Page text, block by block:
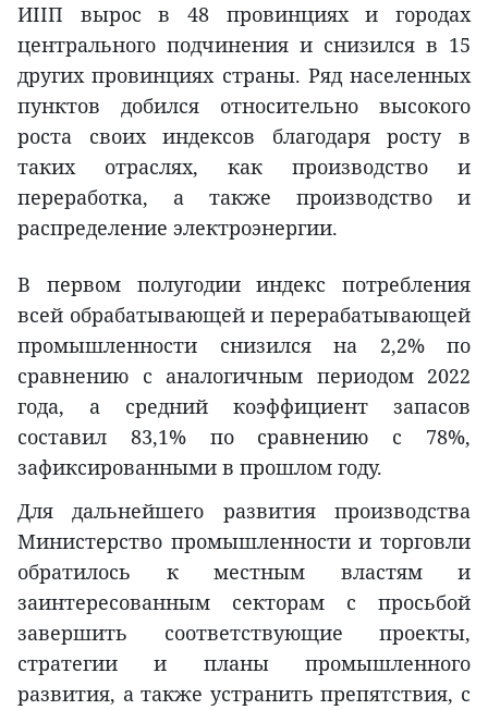
ИIIП вырос в 48 провинциях и городах
центрального подчинения и снизился в 15
других провинциях страны. Ряд населенных
пунктов добился относительно высокого
роста своих индексов благодаря росту в
таких отраслях, как производство и
переработка, а также производство и
распределение электроэнергии.
В первом полугодии индекс потребления
всей обрабатывающей и перерабатывающей
промышленности снизился на 2,2% по
сравнению с аналогичным периодом 2022
года, а средний коэффициент запасов
составил 83,1% по сравнению с 78%,
зафиксированными в прошлом году.
Для дальнейшего развития производства
Министерство промышленности и торговли
обратилось к местным властям и
заинтересованным секторам с просьбой
завершить соответствующие проекты,
стратегии и планы промышленного
развития, а также устранить препятствия, с